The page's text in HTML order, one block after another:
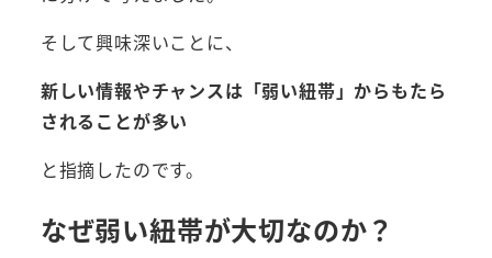
そして興味深いことに、
新しい情報やチャンスは「弱い紐帯」からもたら
されることが多い
と指摘したのです。
なぜ弱い紐帯が大切なのか？